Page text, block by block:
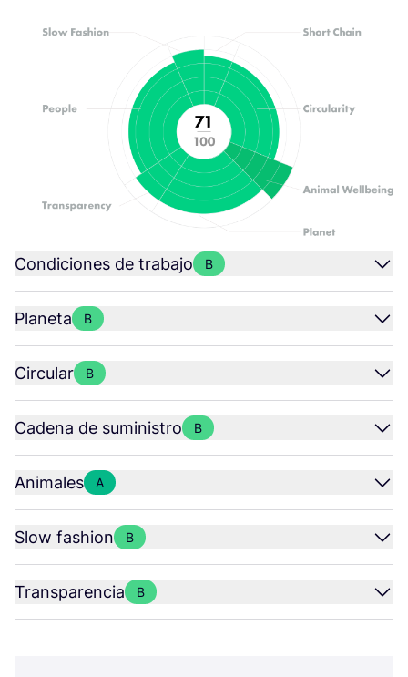
Condiciones de trabajo B
Planeta B
Circular B
Cadena de suministro B
Animales A
Slow fashion B
Transparencia B